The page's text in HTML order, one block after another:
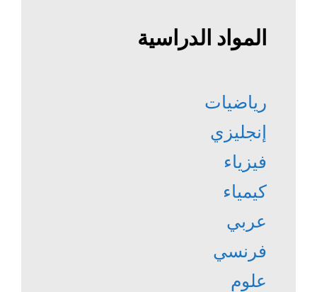
المواد الدراسية
رياضيات
إنجليزي
فيزياء
كيمياء
عربي
فرنسي
علوم